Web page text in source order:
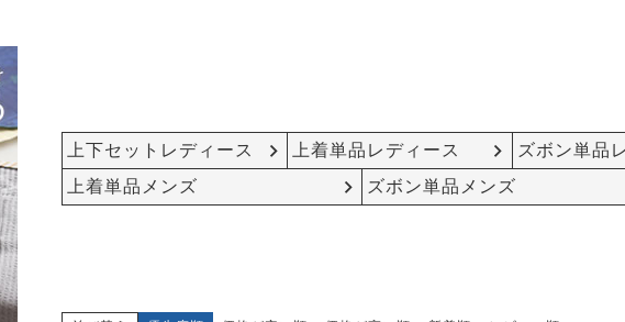
上下セットレディース 上着単品レディース ズボン単品
上着単品メンズ
ズボン単品メンズ